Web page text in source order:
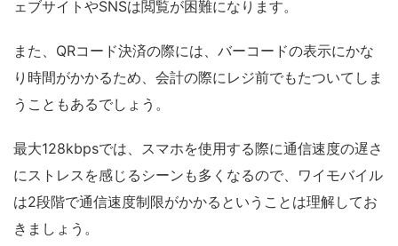
ェブサイトやSNSは閲覧が困難になります。
また、QRコード決済の際には、バーコードの表示にかな
り時間がかかるため、会計の際にレジ前でもたついてしま
うこともあるでしょう。
最大128kbpsでは、スマホを使用する際に通信速度の遅さ
にストレスを感じるシーンも多くなるので、ワイモバイル
は2段階で通信速度制限がかかるということは理解してお
きましょう。